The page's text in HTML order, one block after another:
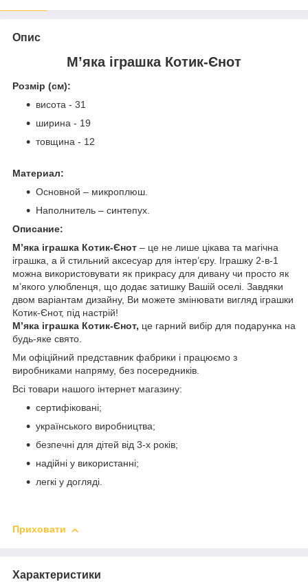
Опис
М’яка іграшка Котик-Єнот
Розмір (см):
висота - 31
ширина - 19
товщина - 12
Материал:
Основной – микроплюш.
Наполнитель – синтепух.
Описание:
М’яка іграшка Котик-Єнот – це не лише цікава та магічна
іграшка, а й стильний аксесуар для інтер’єру. Іграшку 2-в-1
можна використовувати як прикрасу для дивану чи просто як
м’якого улюбленця, що додає затишку Вашій оселі. Завдяки
двом варіантам дизайну, Ви можете змінювати вигляд іграшки
Котик-Єнот, під настрій!
М’яка іграшка Котик-Єнот, це гарний вибір для подарунка на
будь-яке свято.
Ми офіційний представник фабрики і працюємо з
виробниками напряму, без посередників.
Всі товари нашого інтернет магазину:
сертифіковані;
українського виробництва;
безпечні для дітей від 3-х років;
надійні у використанні;
легкі у догляді.
Приховати
Характеристики